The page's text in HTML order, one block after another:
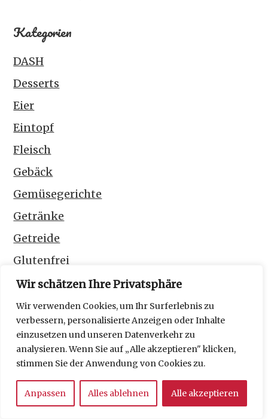
Wir schätzen Ihre Privatsphäre
Wir verwenden Cookies, um Ihr Surferlebnis zu
verbessern, personalisierte Anzeigen oder Inhalte
einzusetzen und unseren Datenverkehr zu
analysieren. Wenn Sie auf „Alle akzeptieren" klicken,
stimmen Sie der Anwendung von Cookies zu.
Anpassen Alles ablehnen Alle akzeptieren
Kategorien
DASH
Desserts
Eier
Eintopf
Fleisch
Gebäck
Gemüsegerichte
Getränke
Getreide
Glutenfrei
Hafer
Haferbrei
Haustiere
Internationale Küche
Kakao
Küchenequipment